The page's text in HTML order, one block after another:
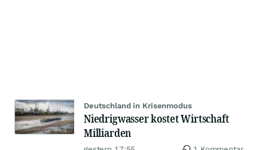
Deutschland in Krisenmodus
Niedrigwasser kostet Wirtschaft
Milliarden